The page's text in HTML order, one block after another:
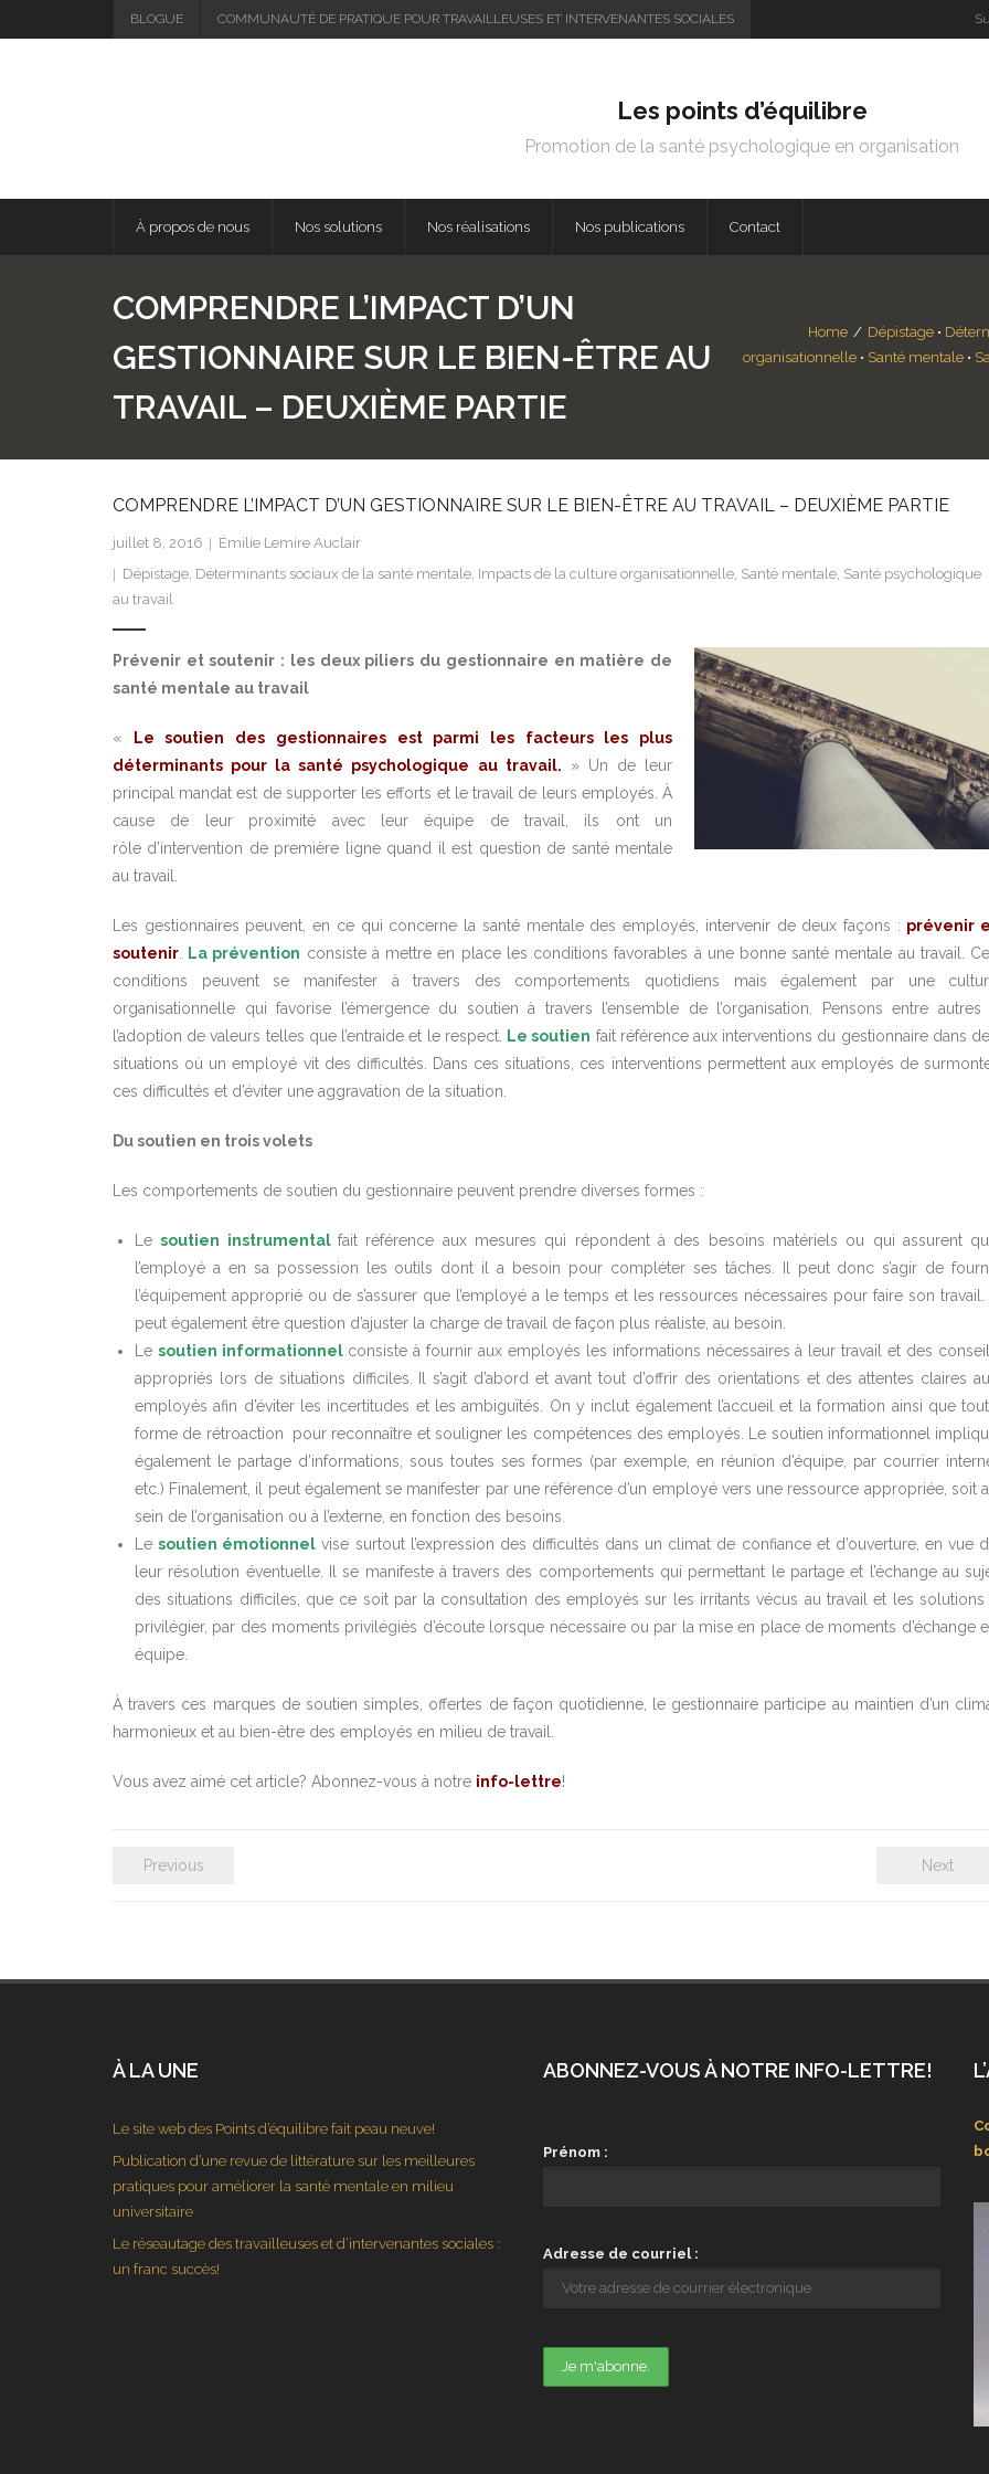
BLOGUE COMMUNAUTÉ DE PRATIQUE POUR TRAVAILLEUSES ET INTERVENANTES SOCIALES
Les points d’équilibre
Promotion de la santé psychologique en organisation
À propos de nous Nos solutions Nos réalisations Nos publications Contact
COMPRENDRE L’IMPACT D’UN
GESTIONNAIRE SUR LE BIEN-ÊTRE AU
TRAVAIL – DEUXIÈME PARTIE
Home / Dépistage •
organisationnelle • Santé mentale •
COMPRENDRE L’IMPACT D’UN GESTIONNAIRE SUR LE BIEN-ÊTRE AU TRAVAIL – DEUXIÈME PARTIE
juillet 8, 2016
Émilie Lemire Auclair
Dépistage, Déterminants sociaux de la santé mentale, Impacts de la culture organisationnelle, Santé mentale, Santé psychologique
au travail
Prévenir et soutenir : les deux piliers du gestionnaire en matière de
santé mentale au travail
«
Le soutien des gestionnaires est parmi les facteurs les plus
déterminants pour la santé psychologique au travail. » Un de leur
principal mandat est de supporter les efforts et le travail de leurs employés. À
cause de leur proximité avec leur équipe de travail, ils ont un
rôle d’intervention de première ligne quand il est question de santé mentale
au travail.
Les gestionnaires peuvent, en ce qui concerne la santé mentale des employés, intervenir de deux façons : prévenir
soutenir
La prévention consiste à mettre en place les conditions favorables à une bonne santé mentale au travail.
conditions peuvent se manifester à travers des comportements quotidiens mais également par une
organisationnelle qui favorise l’émergence du soutien à travers l’ensemble de l’organisation. Pensons entre autres
l’adoption de valeurs telles que l’entraide et le respect.
Le soutien fait référence aux interventions du gestionnaire dans
situations où un employé vit des difficultés. Dans ces situations, ces interventions permettent aux employés de
ces difficultés et d’éviter une aggravation de la situation.
Du soutien en trois volets
Les comportements de soutien du gestionnaire peuvent prendre diverses formes :
Lesoutien instrumental fait référence aux mesures qui répondent à des besoins matériels ou qui assurent
l’employé a en sa possession les outils dont il a besoin pour compléter ses tâches. Il peut donc s’agir de
l’équipement approprié ou de s’assurer que l’employé a le temps et les ressources nécessaires pour faire son travail. Il
peut également être question d’ajuster la charge de travail de façon plus réaliste, au besoin.
Le soutien informationnel consiste à fournir aux employés les informations nécessaires à leur travail et des
appropriés lors de situations difficiles. Il s’agit d’abord et avant tout d’offrir des orientations et des attentes claires
employés afin d’éviter les incertitudes et les ambiguïtés. On y inclut également l’accueil et la formation ainsi que
forme de rétroaction pour reconnaître et souligner les compétences des employés. Le soutien informationnel
également le partage d’informations, sous toutes ses formes (par exemple, en réunion d’équipe, par courrier
etc.) Finalement, il peut également se manifester par une référence d’un employé vers une ressource appropriée, soit
sein de l’organisation ou à l’externe, en fonction des besoins.
Lesoutien émotionnel vise surtout l’expression des difficultés dans un climat de confiance et d’ouverture, en vue
leur résolution éventuelle. Il se manifeste à travers des comportements qui permettant le partage et l’échange au
des situations difficiles, que ce soit par la consultation des employés sur les irritants vécus au travail et les solutions
privilégier, par des moments privilégiés d’écoute lorsque nécessaire ou par la mise en place de moments d’échange
équipe.
À travers ces marques de soutien simples, offertes de façon quotidienne, le gestionnaire participe au maintien d’un
harmonieux et au bien-être des employés en milieu de travail.
Vous avez aimé cet article? Abonnez-vous à notre info-lettre!
Previous Next
À LA UNE
Le site web des Points d’équilibre fait peau neuve!
Publication d’une revue de littérature sur les meilleures
pratiques pour améliorer la santé mentale en milieu
universitaire
Le réseautage des travailleuses et d’intervenantes sociales :
un franc succès!
ABONNEZ-VOUS À NOTRE INFO-LETTRE!
Prénom :
Adresse de courriel :